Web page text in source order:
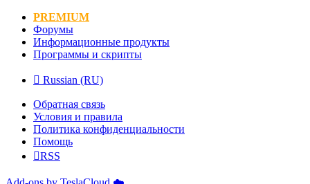
PREMIUM
Форумы
Информационные продукты
Программы и скрипты
Russian (RU)
Обратная связь
Условия и правила
Политика конфиденциальности
Помощь
RSS